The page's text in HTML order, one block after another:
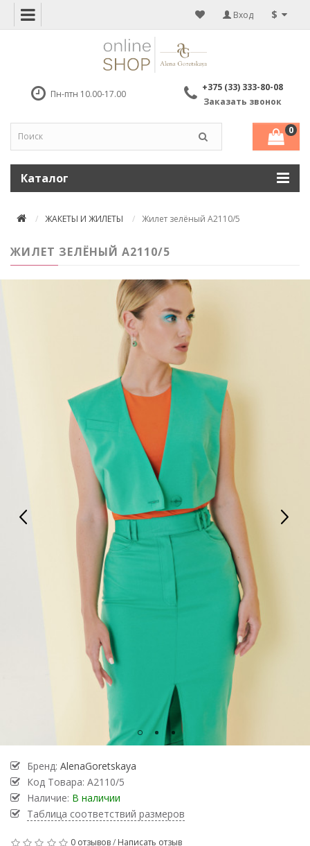
$
Вход
Пн-птн 10.00-17.00
+375 (33) 333-80-08
Заказать звонок
0
Каталог
ЖАКЕТЫ И ЖИЛЕТЫ Жилет зелёный А2110/5
ЖИЛЕТ ЗЕЛЁНЫЙ А2110/5
Бренд: AlenaGoretskaya
Код Товара: А2110/5
Наличие: В наличии
Таблица соответствий размеров
0 отзывов/ Написать отзыв